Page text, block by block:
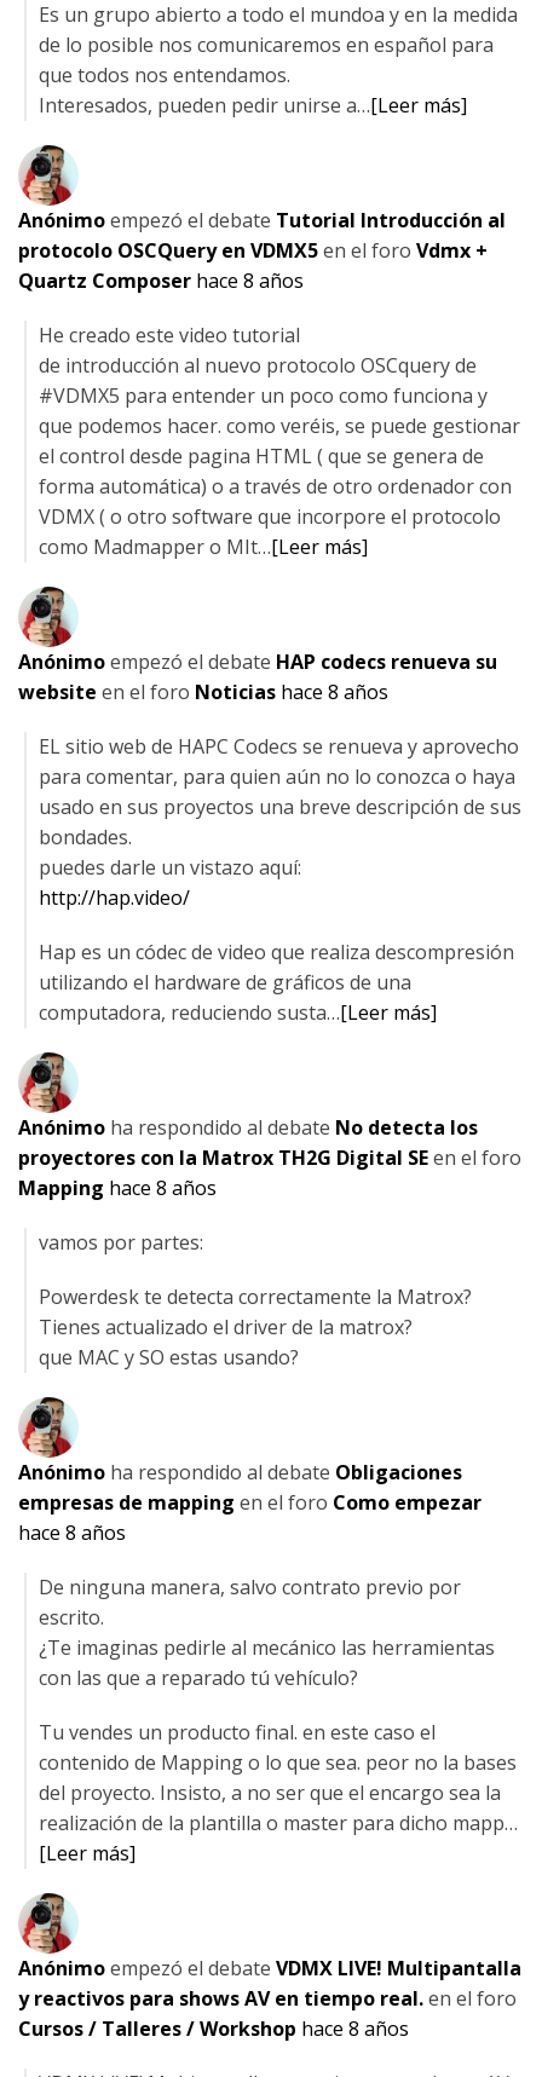
Es un grupo abierto a todo el mundoa y en la medida
de lo posible nos comunicaremos en español para
que todos nos entendamos.
Interesados, pueden pedir unirse a…[Leer más]
Anónimoempezó el debate Tutorial Introducción al
protocolo OSCQuery en VDMX5en el foro Vdmx +
Quartz Composer hace 8 años
He creado este video tutorial
de introducción al nuevo protocolo OSCquery de
#VDMX5 para entender un poco como funciona y
que podemos hacer. como veréis, se puede gestionar
el control desde pagina HTML ( que se genera de
forma automática) o a través de otro ordenador con
VDMX ( o otro software que incorpore el protocolo
como Madmapper o MIt…[Leer más]
Anónimoempezó el debate HAP codecs renueva su
website en el foro Noticias hace 8 años
EL sitio web de HAPC Codecs se renueva y aprovecho
para comentar, para quien aún no lo conozca o haya
usado en sus proyectos una breve descripción de sus
bondades.
puedes darle un vistazo aquí:
http://hap.video/
Hap es un códec de video que realiza descompresión
utilizando el hardware de gráficos de una
computadora, reduciendo susta…[Leer más]
Anónimo ha respondido al debate No detecta los
proyectores con la Matrox TH2G Digital SEen el foro
Mapping hace 8 años
vamos por partes:
Powerdesk te detecta correctamente la Matrox?
Tienes actualizado el driver de la matrox?
que MAC y SO estas usando?
Anónimo ha respondido al debate Obligaciones
empresas de mapping en el foro Como empezar
hace 8 años
De ninguna manera, salvo contrato previo por
escrito.
¿Te imaginas pedirle al mecánico las herramientas
con las que a reparado tú vehículo?
Tu vendes un producto final. en este caso el
contenido de Mapping o lo que sea. peor no la bases
del proyecto. Insisto, a no ser que el encargo sea la
realización de la plantilla o master para dicho mapp…
[Leer más]
Anónimoempezó el debate VDMX LIVE! Multipantalla
y reactivos para shows AV en tiempo real.en el foro
Cursos / Talleres / Workshop hace 8 años